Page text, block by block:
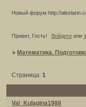
Новый форум http://
Привет, Гость! Войдитеили
»Математика.
Страница: 1
Val_Kulagina1988